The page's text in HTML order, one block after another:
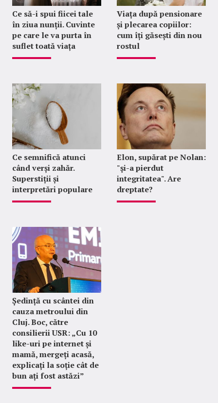
Ce să-i spui fiicei tale
în ziua nunții. Cuvinte
pe care le va purta în
suflet toată viața
Viața după pensionare
și plecarea copiilor:
cum îți găsești din nou
rostul
Ce semnifică atunci
când verși zahăr.
Superstiții și
interpretări populare
Elon, supărat pe Nolan:
"şi-a pierdut
integritatea". Are
dreptate?
Ședință cu scântei din
cauza metroului din
Cluj. Boc, către
consilierii USR: „Cu 10
like-uri pe internet și
mamă, mergeți acasă,
explicați la soție cât de
bun ați fost astăzi”